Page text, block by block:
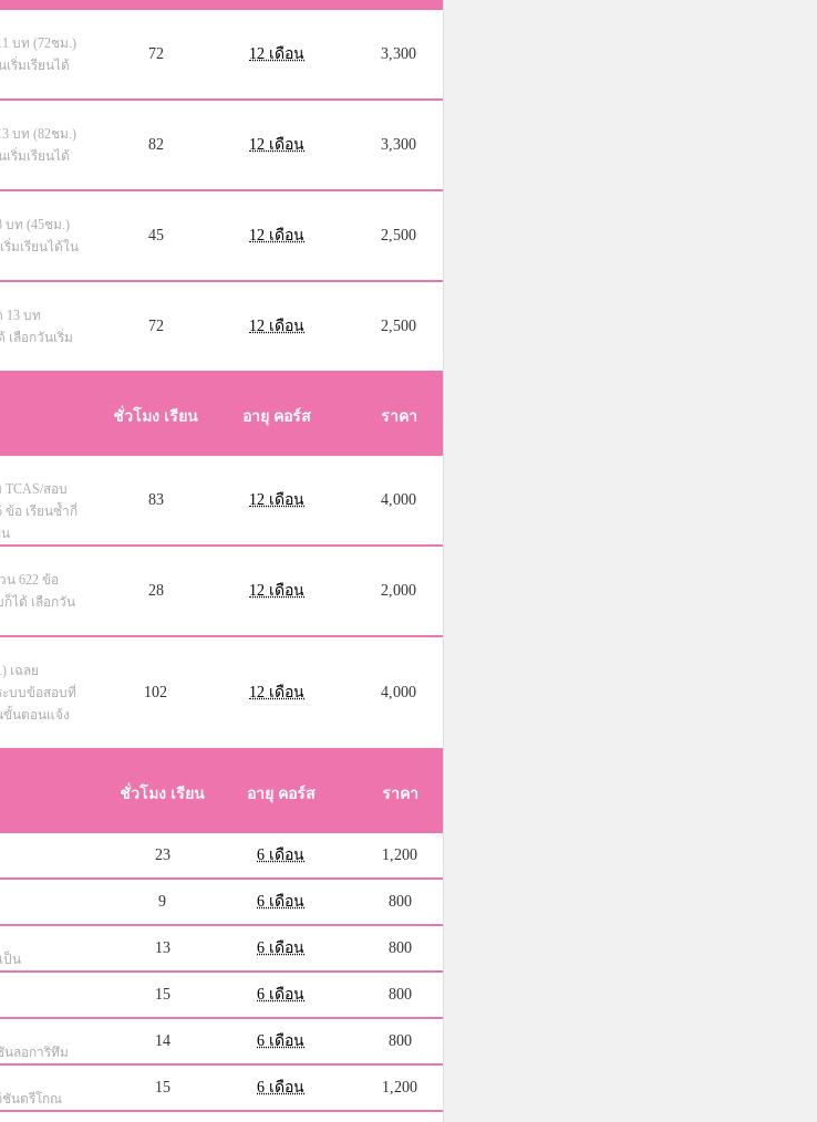
บท (72ชม.)
ริ่มเรียนได้
72 12 เดือน 3,300
บท (82ชม.)
ริ่มเรียนได้
82 12 เดือน 3,300
บท (45ชม.)
มเรียนได้ใน
45 12 เดือน 2,500
13 บท
เลือกวันเริ่ม
72 12 เดือน 2,500
ชั่วโมง เรียน อายุ คอร์ส ราคา
สอบ
ข้อ เรียนซ้ำกี่
น
83 12 เดือน 4,000
622 ข้อ
ได้ เลือกวัน
28 12 เดือน 2,000
เฉลย
ะบบข้อสอบที่
ขั้นตอนแจ้ง
102 12 เดือน 4,000
ชั่วโมง เรียน อายุ คอร์ส ราคา
23 6 เดือน 1,200
9 6 เดือน 800
ป็น
13 6 เดือน 800
15 6 เดือน 800
นลอการิทึม
14 6 เดือน 800
ชันตรีโกณ
15 6 เดือน 1,200